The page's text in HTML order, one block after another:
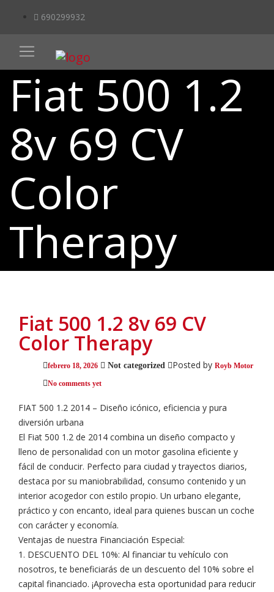
690299932
Fiat 500 1.2
8v 69 CV
Color
Therapy
Fiat 500 1.2 8v 69 CV
Color Therapy
febrero 18, 2026 Not categorized Posted by Royb Motor
No comments yet
FIAT 500 1.2 2014 – Diseño icónico, eficiencia y pura
diversión urbana
El Fiat 500 1.2 de 2014 combina un diseño compacto y
lleno de personalidad con un motor gasolina eficiente y
fácil de conducir. Perfecto para ciudad y trayectos diarios,
destaca por su maniobrabilidad, consumo contenido y un
interior acogedor con estilo propio. Un urbano elegante,
práctico y con encanto, ideal para quienes buscan un coche
con carácter y economía.
Ventajas de nuestra Financiación Especial:
1. DESCUENTO DEL 10%: Al financiar tu vehículo con
nosotros, te beneficiarás de un descuento del 10% sobre el
capital financiado. ¡Aprovecha esta oportunidad para reducir